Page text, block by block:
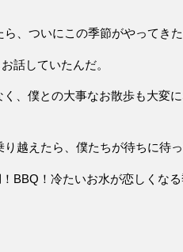
、ついにこの季節がやってきた
話していたんだ。
、僕との大事なお散歩も大
越えたら、僕たちが待ちに待
！冷たいお水が恋しくな